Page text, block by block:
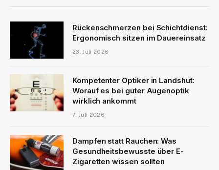
Rückenschmerzen bei Schichtdienst:
Ergonomisch sitzen im Dauereinsatz
23. Juli 2026
Kompetenter Optiker in Landshut:
Worauf es bei guter Augenoptik
wirklich ankommt
7. Juli 2026
Dampfen statt Rauchen: Was
Gesundheitsbewusste über E-
Zigaretten wissen sollten